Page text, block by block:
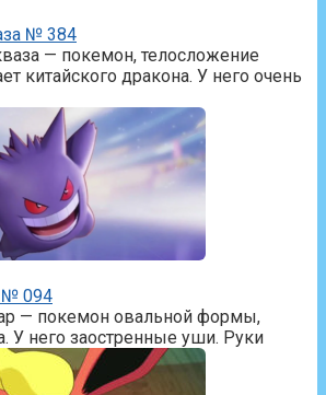
№ 384
— покемон, телосложение
китайского дракона. У него очень
№ 094
— покемон овальной формы,
У него заостренные уши. Руки